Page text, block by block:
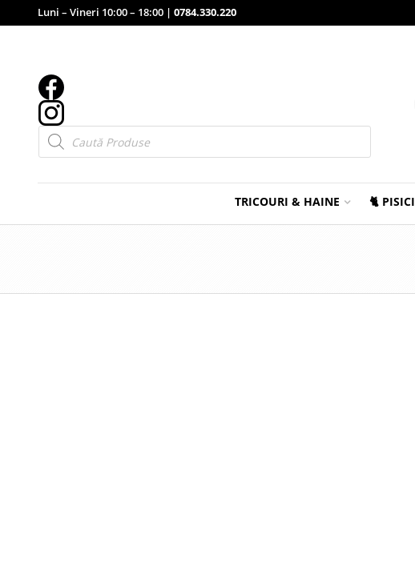
Luni – Vineri 10:00 – 18:00 | 0784.330.220
Products
search
TRICOURI & HAINE 🐈 PISICI